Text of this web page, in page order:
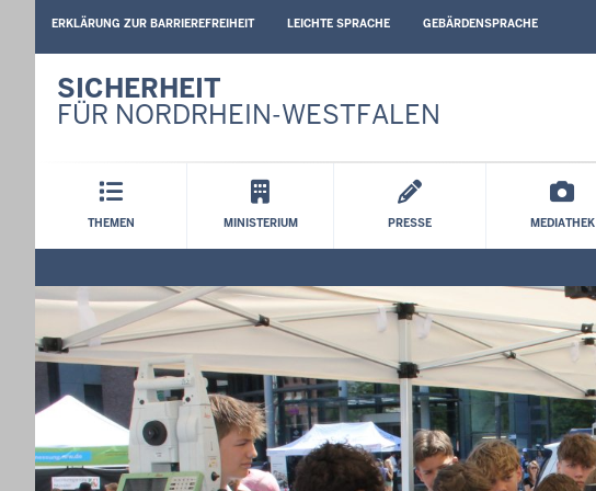
SPRACHEN
ERKLÄRUNG ZUR BARRIEREFREIHEIT LEICHTE SPRACHE GEBÄRDENSPRACHE
SICHERHEIT
FÜR NORDRHEIN-WESTFALEN
Hauptmenü
THEMEN MINISTERIUM PRESSE MEDIATHEK